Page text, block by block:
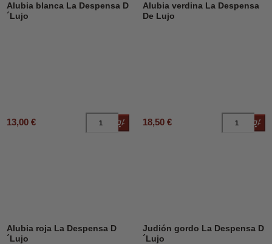
Alubia blanca La Despensa D
´Lujo
13,00 € Añadir al carrito
Alubia verdina La Despensa
De Lujo
18,50 €
Alubia roja La Despensa D
´Lujo
Judión gordo La Despensa D
´Lujo